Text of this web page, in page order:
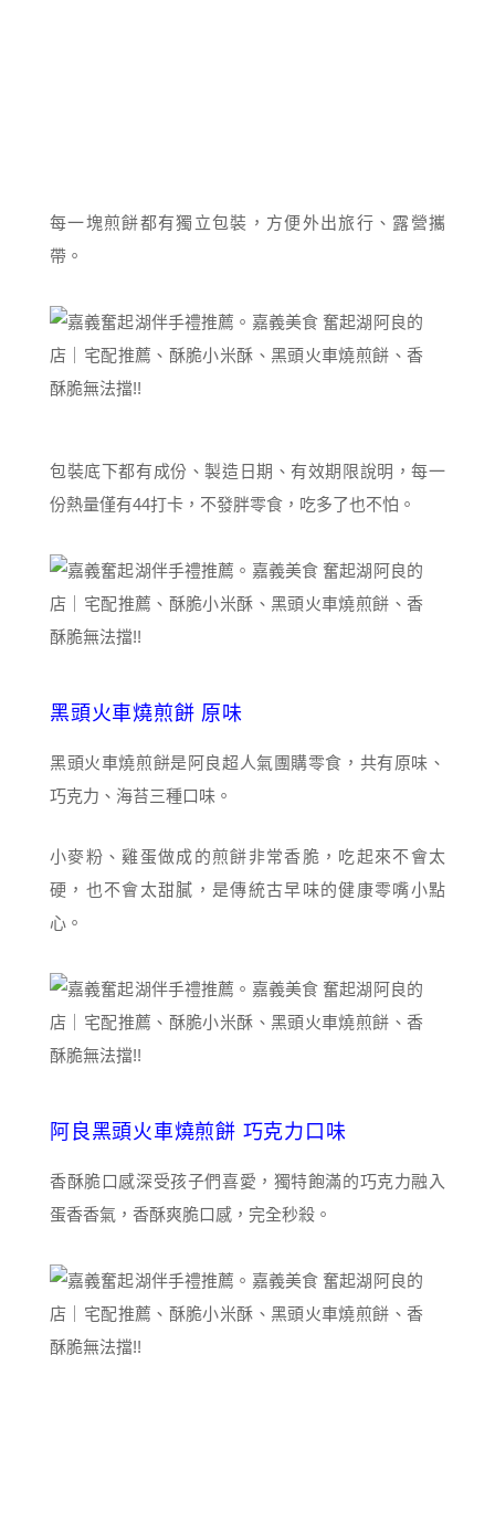
每一塊煎餅都有獨立包裝，方便外出旅行、露營攜
帶。
包裝底下都有成份、製造日期、有效期限說明，每一
份熱量僅有44打卡， 不發胖零食 ，吃多了也不怕。
黑頭火車燒煎餅 原味
黑頭火車燒煎餅是阿良超人氣團購零食，共有原味、
巧克力、海苔三種口味。
小麥粉、雞蛋做成的煎餅非常香脆，吃起來不會太
硬，也不會太甜膩，是傳統古早味的健康零嘴小點
心。
阿良黑頭火車燒煎餅 巧克力口味
香酥脆口感深受孩子們喜愛，獨特飽滿的巧克力融入
蛋香香氣，香酥爽脆口感，完全秒殺。